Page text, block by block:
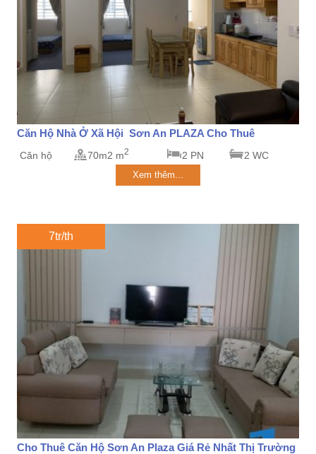
Căn Hộ Nhà Ở Xã Hội Sơn An PLAZA Cho Thuê
Căn hộ 70m2 m2 2 PN 2 WC
Xem thêm...
7tr/th
Cho Thuê Căn Hộ Sơn An Plaza Giá Rẻ Nhất Thị Trường